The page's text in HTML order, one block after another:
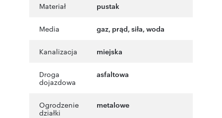
Materiał pustak
Media gaz, prąd, siła, woda
Kanalizacja miejska
Droga
dojazdowa
asfaltowa
Ogrodzenie
działki
metalowe